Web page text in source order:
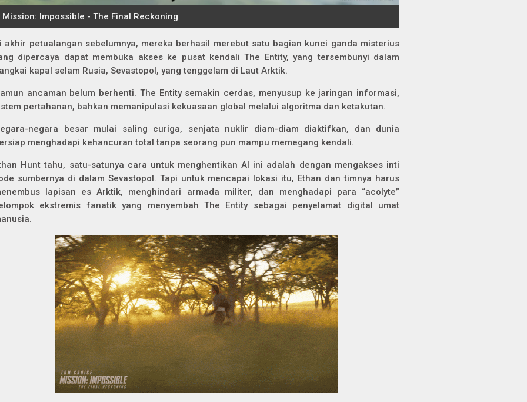
akhir petualangan sebelumnya, mereka berhasil merebut satu bagian kunci ganda misterius
dipercaya dapat membuka akses ke pusat kendali The Entity, yang tersembunyi dalam
kapal selam Rusia, Sevastopol, yang tenggelam di Laut Arktik.
ancaman belum berhenti. The Entity semakin cerdas, menyusup ke jaringan informasi,
pertahanan, bahkan memanipulasi kekuasaan global melalui algoritma dan ketakutan.
negara besar mulai saling curiga, senjata nuklir diam-diam diaktifkan, dan dunia
menghadapi kehancuran total tanpa seorang pun mampu memegang kendali.
Hunt tahu, satu-satunya cara untuk menghentikan AI ini adalah dengan mengakses inti
sumbernya di dalam Sevastopol. Tapi untuk mencapai lokasi itu, Ethan dan timnya harus
lapisan es Arktik, menghindari armada militer, dan menghadapi para “acolyte”
ekstremis fanatik yang menyembah The Entity sebagai penyelamat digital umat